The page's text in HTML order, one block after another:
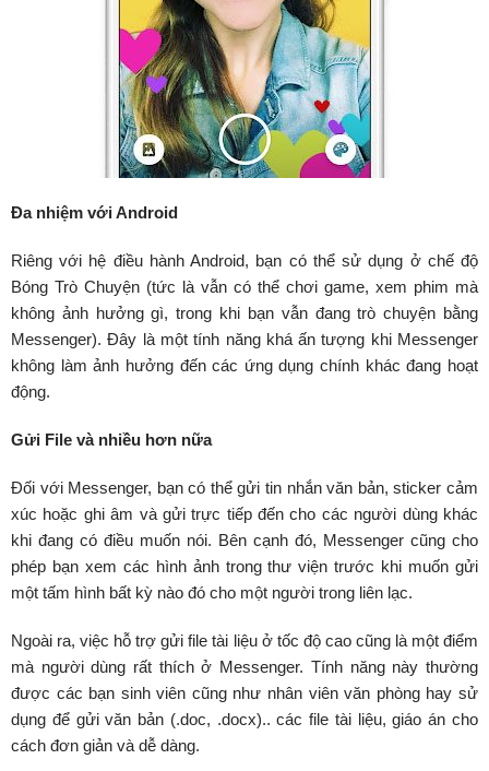
Đa nhiệm với Android
Riêng với hệ điều hành Android, bạn có thể sử dụng ở chế độ
Bóng Trò Chuyện (tức là vẫn có thể chơi game, xem phim mà
không ảnh hưởng gì, trong khi bạn vẫn đang trò chuyện bằng
Messenger). Đây là một tính năng khá ấn tượng khi Messenger
không làm ảnh hưởng đến các ứng dụng chính khác đang hoạt
động.
Gửi File và nhiều hơn nữa
Đối với Messenger, bạn có thể gửi tin nhắn văn bản, sticker cảm
xúc hoặc ghi âm và gửi trực tiếp đến cho các người dùng khác
khi đang có điều muốn nói. Bên cạnh đó, Messenger cũng cho
phép bạn xem các hình ảnh trong thư viện trước khi muốn gửi
một tấm hình bất kỳ nào đó cho một người trong liên lạc.
Ngoài ra, việc hỗ trợ gửi file tài liệu ở tốc độ cao cũng là một điểm
mà người dùng rất thích ở Messenger. Tính năng này thường
được các bạn sinh viên cũng như nhân viên văn phòng hay sử
dụng để gửi văn bản (.doc, .docx).. các file tài liệu, giáo án cho
cách đơn giản và dễ dàng.